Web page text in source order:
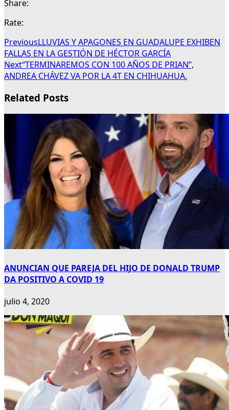
Share:
Rate:
PreviousLLUVIAS Y APAGONES EN GUADALUPE EXHIBEN
FALLAS EN LA GESTIÓN DE HÉCTOR GARCÍA
Next“TERMINAREMOS CON 100 AÑOS DE PRIAN”,
ANDREA CHÁVEZ VA POR LA 4T EN CHIHUAHUA.
Related Posts
ANUNCIAN QUE PAREJA DEL HIJO DE DONALD TRUMP
DA POSITIVO A COVID 19
julio 4, 2020